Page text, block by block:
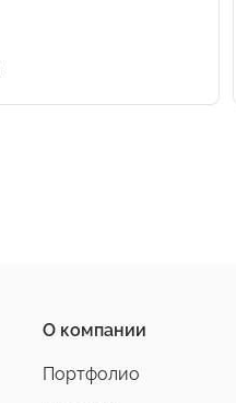
О компании
Портфолио